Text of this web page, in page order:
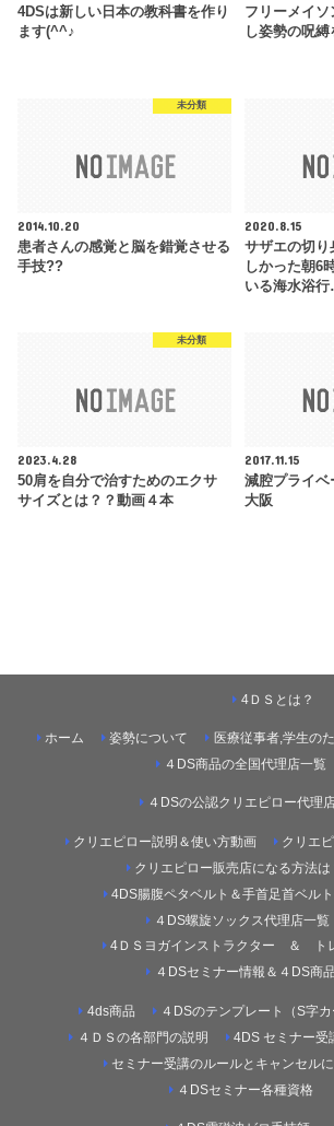
4DSは新しい日本の教科書を作り
ます(^^♪
フリーメイソ
し姿勢の呪縛
未分類
2014.10.20
患者さんの感覚と脳を錯覚させる
手技??
2020.8.15
サザエの切り
しかった朝6
いる海水浴
未分類
2023.4.28
50肩を自分で治すためのエクサ
サイズとは？？動画４本
2017.11.15
減腔プライ
大阪
ホーム
4ＤＳとは？
姿勢について
医療従事者,学生の
４DS商品の全国代理店一覧
４DSの公認クリエピロー代理店
クリエピロー説明＆使い方動画
クリエ
クリエピロー販売店になる方法は
4DS腸腹ペタベルト＆手首足首ベル
４DS螺旋ソックス代理店一覧
4ＤＳヨガインストラクター ＆ ト
４DSセミナー情報＆４DS商品
4ds商品
４DSのテンプレート（S字カ
４ＤＳの各部門の説明
4DS セミナー受
セミナー受講のルールとキャンセル
４DSセミナー各種資格